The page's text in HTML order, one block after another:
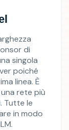
di
singola
poiché
linea. È
rete più
Tutte le
in modo